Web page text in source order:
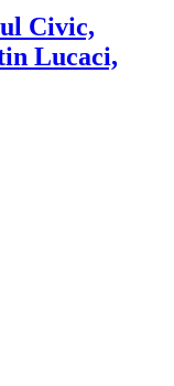
Civic,
Lucaci,